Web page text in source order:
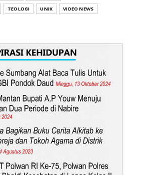
TEOLOGI UNIK VIDEO NEWS